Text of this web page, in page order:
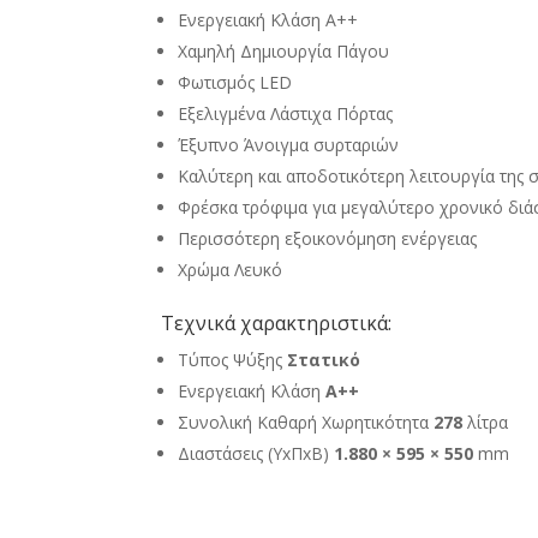
Ενεργειακή Κλάση A++
Χαμηλή Δημιουργία Πάγου
Φωτισμός LED
Εξελιγμένα Λάστιχα Πόρτας
Έξυπνο Άνοιγμα συρταριών
Καλύτερη και αποδοτικότερη λειτουργία της
Φρέσκα τρόφιμα για μεγαλύτερο χρονικό
Περισσότερη εξοικονόμηση ενέργειας
Χρώμα Λευκό
Τεχνικά χαρακτηριστικά:
Τύπος Ψύξης Στατικό
Ενεργειακή KλάσηA++
Συνολική Καθαρή Χωρητικότητα 278 λίτρα
Διαστάσεις (ΥxΠxΒ) 1.880 × 595 × 550 mm